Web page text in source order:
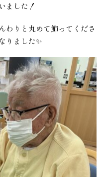
ました！
わりと丸めて飾ってくださ
りました✨